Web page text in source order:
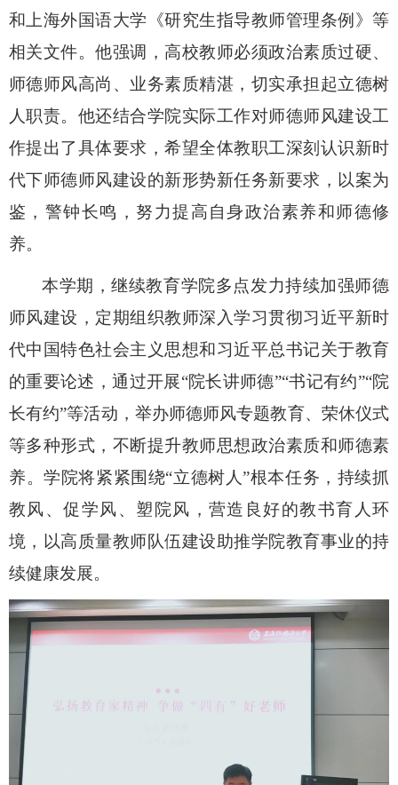
和上海外国语大学《研究生指导教师管理条例》等
相关文件。他强调，高校教师必须政治素质过硬、
师德师风高尚、业务素质精湛，切实承担起立德树
人职责。他还结合学院实际工作对师德师风建设工
作提出了具体要求，希望全体教职工深刻认识新时
代下师德师风建设的新形势新任务新要求， 以案为
鉴，警钟长鸣， 努力提高自身政治素养和师德修
养。
本学期，继续教育学院多点发力持续加强师德
师风建设 ， 定期组织教师深入学习贯彻习近平新时
代中国特色社会主义思想和习近平总书记关于教育
的重要论述，通过开展“院长讲师德”“书记有约”“院
长有约”等活动， 举办师德师风专题教育、荣休仪式
等多种形式，不断提升教师思想政治素质和师德素
养。学院将紧紧围绕“立德树人”根本任务 ，持续抓
教风、促学风、 塑院风，营造良好的教书育人环
境 ， 以高质量教师队伍建设助推学院教育事业的持
续健康发展。